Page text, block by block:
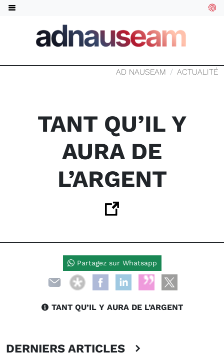
AD NAUSEAM ACTUALITÉ
TANT QU’IL Y
AURA DE
L’ARGENT
TANT QU’IL Y AURA DE L’ARGENT
DERNIERS ARTICLES
Partagez sur Whatsapp